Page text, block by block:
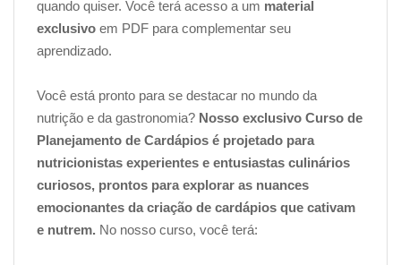
quando quiser. Você terá acesso a um material
exclusivo em PDF para complementar seu
aprendizado.
Você está pronto para se destacar no mundo da
nutrição e da gastronomia? Nosso exclusivo Curso de
Planejamento de Cardápios é projetado para
nutricionistas experientes e entusiastas culinários
curiosos, prontos para explorar as nuances
emocionantes da criação de cardápios que cativam
e nutrem. No nosso curso, você terá: